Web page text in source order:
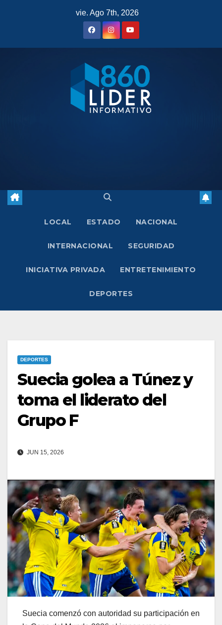
vie. Ago 7th, 2026
LOCAL ESTADO NACIONAL
INTERNACIONAL SEGURIDAD
INICIATIVA PRIVADA ENTRETENIMIENTO
DEPORTES
DEPORTES
Suecia golea a Túnez y
toma el liderato del
Grupo F
JUN 15, 2026
Suecia comenzó con autoridad su participación en